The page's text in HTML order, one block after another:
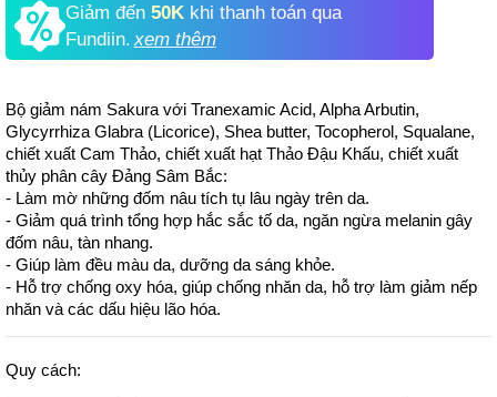
Giảm đến 50K khi thanh toán qua
Fundiin. xem thêm
Bộ giảm nám Sakura với Tranexamic Acid, Alpha Arbutin,
Glycyrrhiza Glabra (Licorice), Shea butter, Tocopherol, Squalane,
chiết xuất Cam Thảo, chiết xuất hạt Thảo Đậu Khấu, chiết xuất
thủy phân cây Đảng Sâm Bắc:
- Làm mờ những đốm nâu tích tụ lâu ngày trên da.
- Giảm quá trình tổng hợp hắc sắc tố da, ngăn ngừa melanin gây
đốm nâu, tàn nhang.
- Giúp làm đều màu da, dưỡng da sáng khỏe.
- Hỗ trợ chống oxy hóa, giúp chống nhăn da, hỗ trợ làm giảm nếp
nhăn và các dấu hiệu lão hóa.
Quy cách: